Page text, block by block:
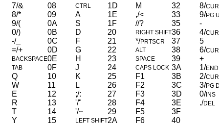
7/& 08 CTRL 1D M 32 8/
8/* 09 A 1E ,/< 33 9/PG
9/( 0A S 1F //? 35
-
0/)
0B D 20 RIGHT SHIFT36 4/
-/_ 0C F 21 */PRTSCR 37
5
=/+
0D G 22 ALT 38 6/
BACKSPACE0E H 23 SPACE 39 +
TAB 0F J 24 CAPS LOCK 3A 1/END
Q 10 K 25 F1 3B 2/
W 11 L 26 F2 3C 3/PG
E 12 ;/: 27 F3 3D 0/ INS
R 13 '/" 28 F4 3E ./DEL
T 14 '/~ 29 F5
3F
Y
15 LEFT SHIFT2A F6 40